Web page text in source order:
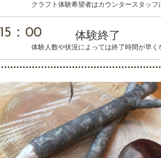
クラフト体験希望者はカウンタースタッ
15：00 体験終了
体験人数や状況によっては終了時間が早く